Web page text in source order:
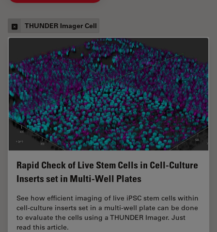
THUNDER Imager Cell
Rapid Check of Live Stem Cells in Cell-Culture
Inserts set in Multi-Well Plates
See how efficient imaging of live iPSC stem cells within
cell-culture inserts set in a multi-well plate can be done
to evaluate the cells using a THUNDER Imager. Just
read this article.